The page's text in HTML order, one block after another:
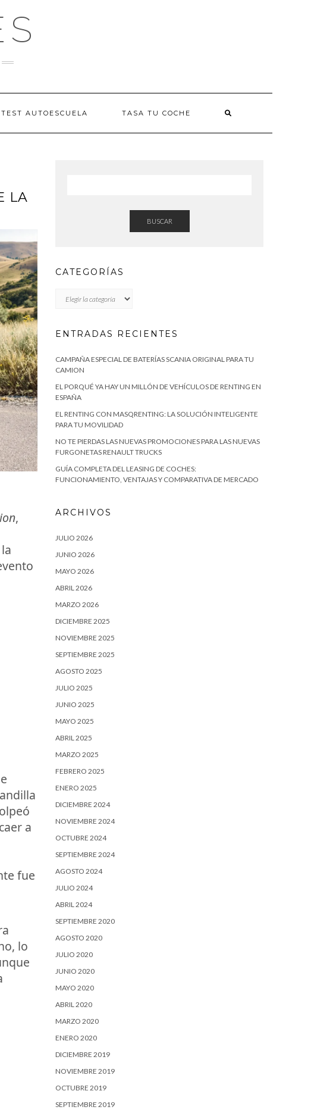
TEST AUTOESCUELA TASA TU COCHE
LA
,
a
fue
lo
BUSCAR
CATEGORÍAS
ENTRADAS RECIENTES
CAMPAÑA ESPECIAL DE BATERÍAS SCANIA ORIGINAL PARA TU
CAMION
EL PORQUÉ YA HAY UN MILLÓN DE VEHÍCULOS DE RENTING EN
ESPAÑA
EL RENTING CON MASQRENTING: LA SOLUCIÓN INTELIGENTE
PARA TU MOVILIDAD
NO TE PIERDAS LAS NUEVAS PROMOCIONES PARA LAS NUEVAS
FURGONETAS RENAULT TRUCKS
GUÍA COMPLETA DEL LEASING DE COCHES:
FUNCIONAMIENTO, VENTAJAS Y COMPARATIVA DE MERCADO
ARCHIVOS
JULIO 2026
JUNIO 2026
MAYO 2026
ABRIL 2026
MARZO 2026
DICIEMBRE 2025
NOVIEMBRE 2025
SEPTIEMBRE 2025
AGOSTO 2025
JULIO 2025
JUNIO 2025
MAYO 2025
ABRIL 2025
MARZO 2025
FEBRERO 2025
ENERO 2025
DICIEMBRE 2024
NOVIEMBRE 2024
OCTUBRE 2024
SEPTIEMBRE 2024
AGOSTO 2024
JULIO 2024
ABRIL 2024
SEPTIEMBRE 2020
AGOSTO 2020
JULIO 2020
JUNIO 2020
MAYO 2020
ABRIL 2020
MARZO 2020
ENERO 2020
DICIEMBRE 2019
NOVIEMBRE 2019
OCTUBRE 2019
SEPTIEMBRE 2019